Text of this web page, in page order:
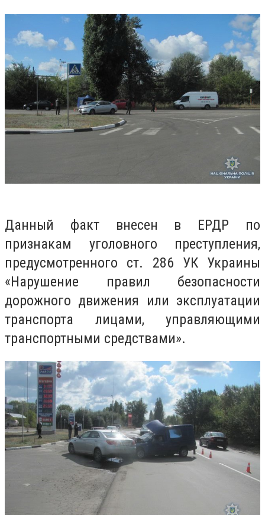
Данный факт внесен в ЕРДР по
признакам уголовного преступления,
предусмотренного ст. 286 УК Украины
«Нарушение правил безопасности
дорожного движения или эксплуатации
транспорта лицами, управляющими
транспортными средствами».